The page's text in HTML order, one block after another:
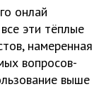
онлай
эти тёплые
намеренная
вопросов-
выше